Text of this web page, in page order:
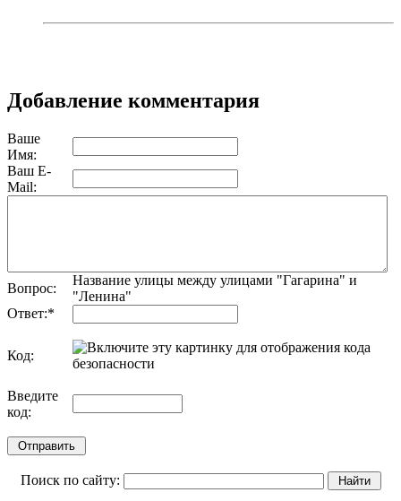
Добавление комментария
Ваше
Имя:
Ваш E-
Mail:
Вопрос:
Название улицы между улицами "Гагарина" и
"Ленина"
Ответ:*
Код:
Введите
код:
Поиск по сайту: